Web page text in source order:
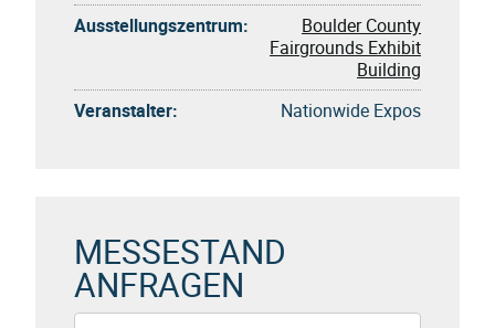
Ausstellungszentrum:
Boulder County
Fairgrounds Exhibit
Building
Veranstalter:
Nationwide Expos
MESSESTAND
ANFRAGEN